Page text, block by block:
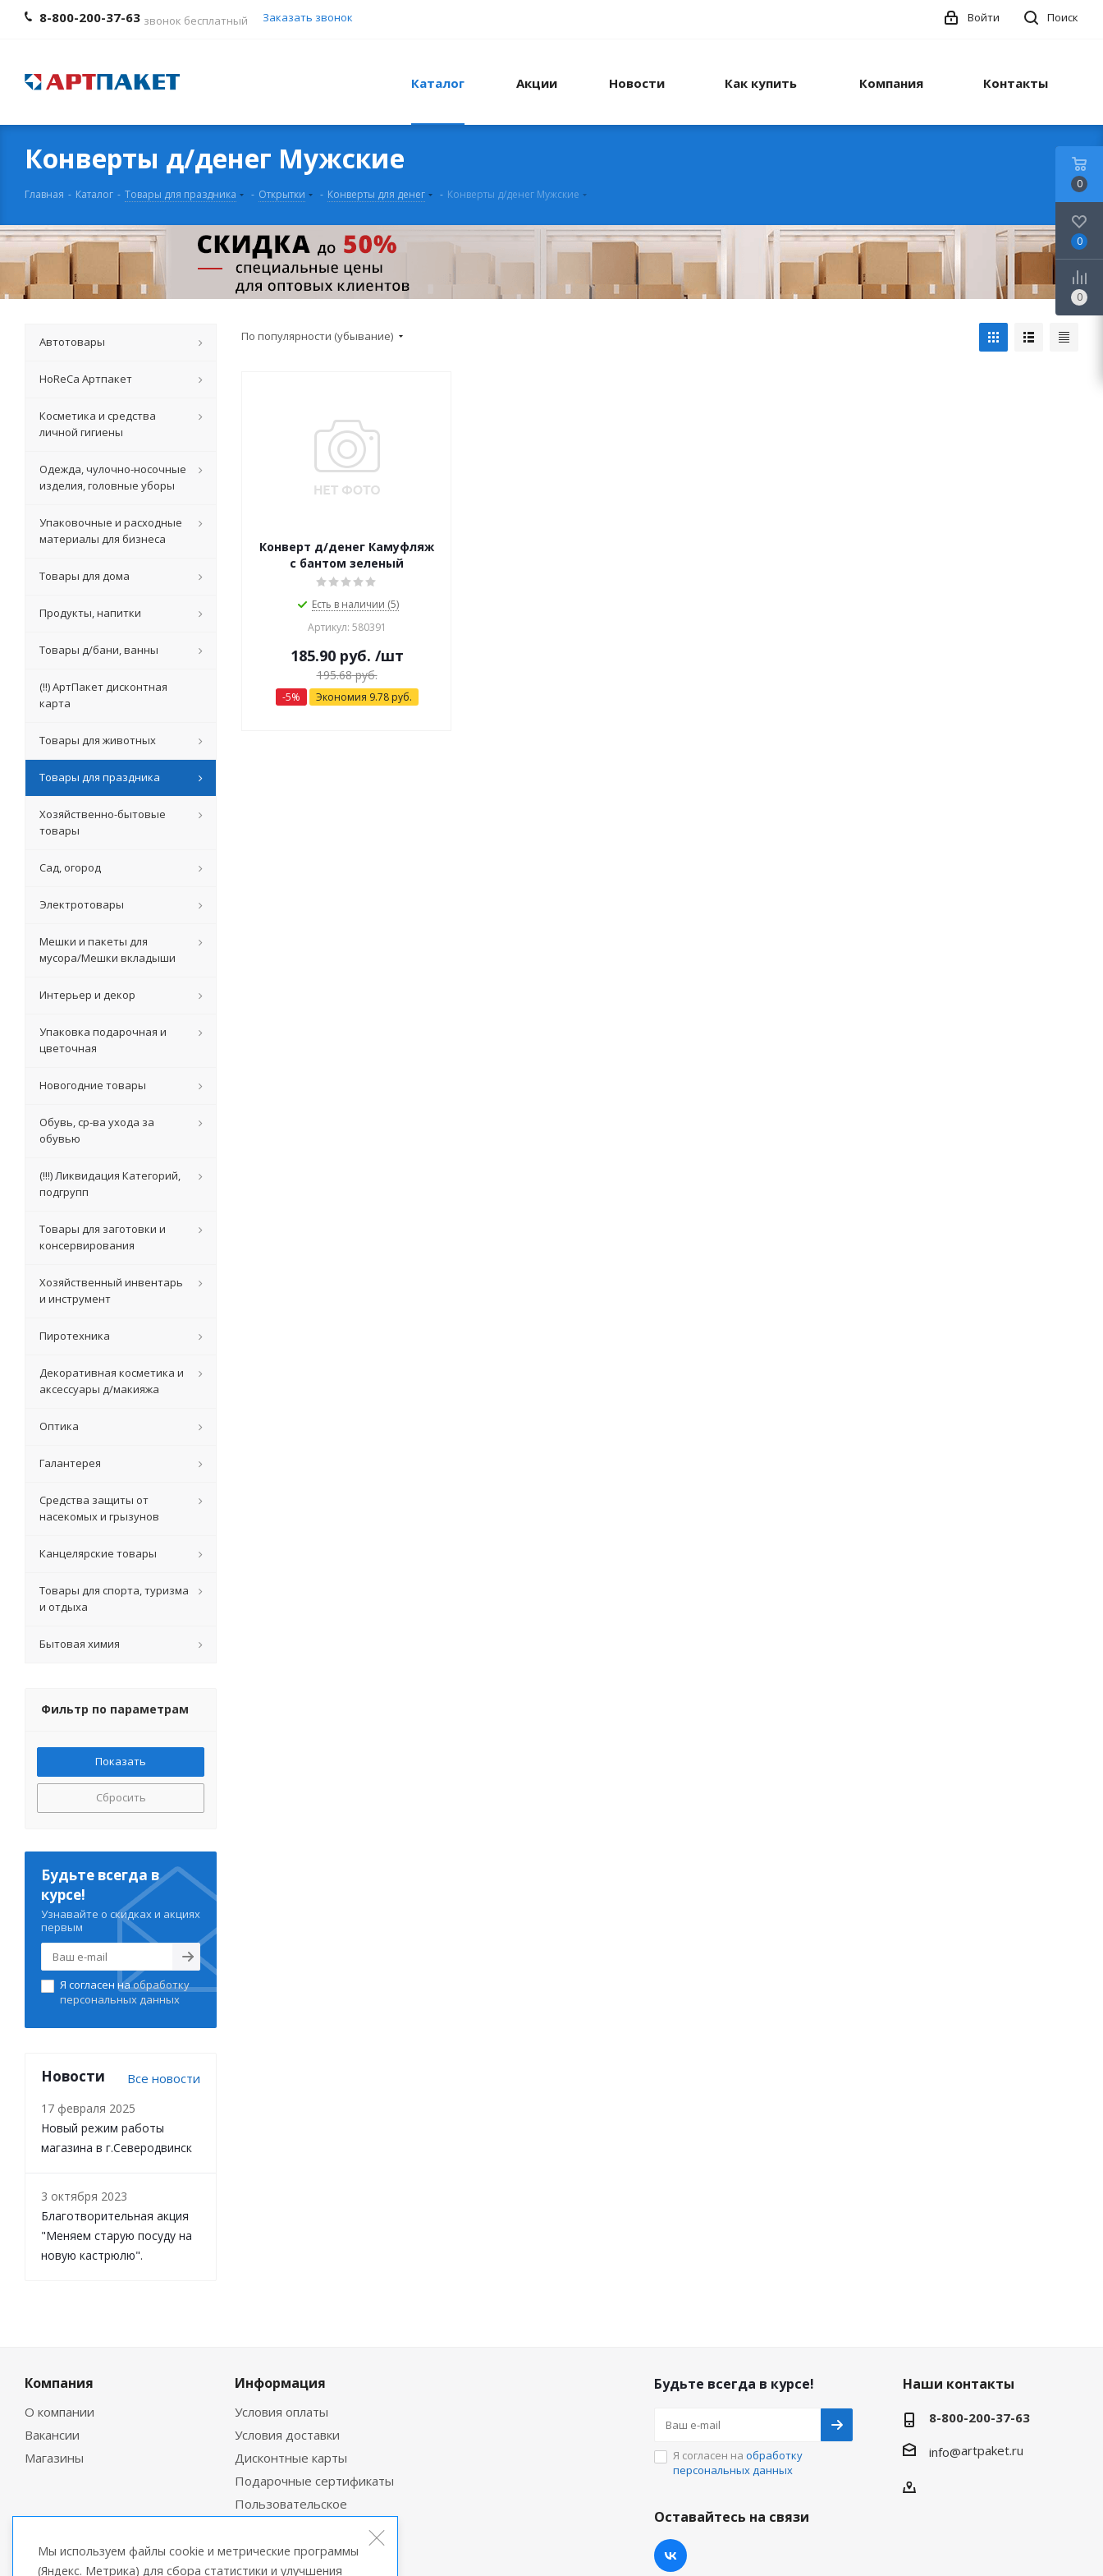
8-800-200-37-63 звонок бесплатный Заказать звонок Поиск
Войти
Каталог Акции Новости Как купить Компания Контакты
Конверты д/денег Мужские
Главная - Каталог - Товары для праздника - Открытки - Конверты для денег - Конверты д/денег Мужские
По популярности (убывание)
Конверт д/денег Камуфляж
с бантом зеленый
Есть в наличии (5)
Артикул: 580391
185.90руб. /шт
195.68руб.
-5% Экономия 9.78руб.
Автотовары
HoReCa Артпакет
Косметика и средства
личной гигиены
Одежда, чулочно-носочные
изделия, головные уборы
Упаковочные и расходные
материалы для бизнеса
Товары для дома
Продукты, напитки
Товары д/бани, ванны
(!!) АртПакет дисконтная
карта
Товары для животных
Товары для праздника
Хозяйственно-бытовые
товары
Сад, огород
Электротовары
Мешки и пакеты для
мусора/Мешки вкладыши
Интерьер и декор
Упаковка подарочная и
цветочная
Новогодние товары
Обувь, ср-ва ухода за
обувью
(!!!) Ликвидация Категорий,
подгрупп
Товары для заготовки и
консервирования
Хозяйственный инвентарь
и инструмент
Пиротехника
Декоративная косметика и
аксессуары д/макияжа
Оптика
Галантерея
Средства защиты от
насекомых и грызунов
Канцелярские товары
Товары для спорта, туризма
и отдыха
Бытовая химия
Фильтр по параметрам
Сбросить
Будьте всегда в
курсе!
Узнавайте о скидках и акциях
первым
Я согласен наобработку
персональных данных
Новости Все новости
17 февраля 2025
Новый режим работы
магазина в г.Северодвинск
3 октября 2023
Благотворительная акция
"Меняем старую посуду на
новую кастрюлю".
Компания
О компании
Вакансии
Магазины
Информация
Условия оплаты
Условия доставки
Дисконтные карты
Подарочные сертификаты
Пользовательское
соглашение
Будьте всегда в курсе!
Я согласен на обработку
персональных данных
Оставайтесь на связи
Наши контакты
8-800-200-37-63
info@artpaket.ru
Мы используем файлы cookie и метрические программы
(Яндекс. Метрика) для сбора статистики и улучшения
0
0
0